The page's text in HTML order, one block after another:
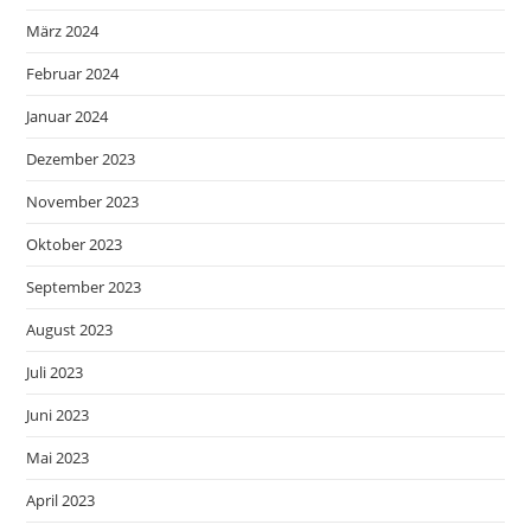
März 2024
Februar 2024
Januar 2024
Dezember 2023
November 2023
Oktober 2023
September 2023
August 2023
Juli 2023
Juni 2023
Mai 2023
April 2023